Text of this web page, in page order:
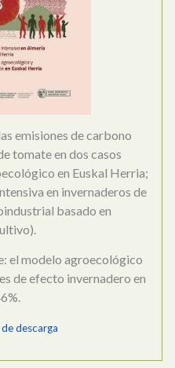
emisiones de carbono
tomate en dos casos
en Euskal Herria;
en invernaderos de
basado en
el modelo agroecológico
de efecto invernadero en
descarga